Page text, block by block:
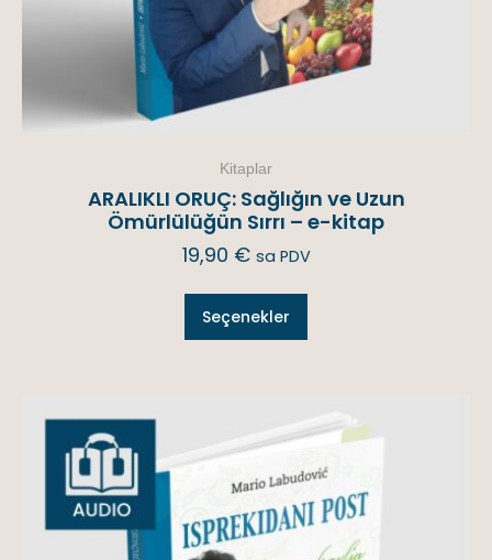
Kitaplar
ARALIKLI ORUÇ: Sağlığın ve Uzun
Ömürlülüğün Sırrı – e-kitap
19,90 € sa PDV
Seçenekler